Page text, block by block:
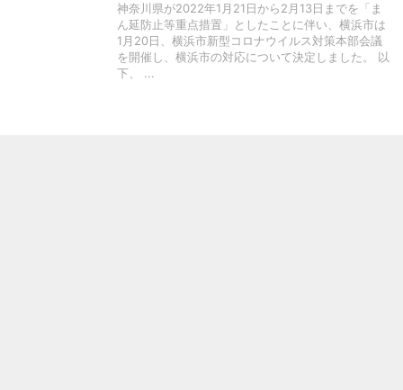
神奈川県が2022年1月21日から2月13日までを「ま
ん延防止等重点措置」としたことに伴い、横浜市は
1月20日、横浜市新型コロナウイルス対策本部会議
を開催し、横浜市の対応について決定しました。 以
下、 ...